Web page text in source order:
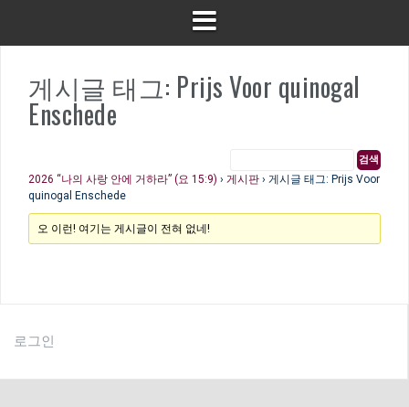
게시글 태그: Prijs Voor quinogal
Enschede
2026 “나의 사랑 안에 거하라” (요 15:9) › 게시판 › 게시글 태그: Prijs Voor
quinogal Enschede
오 이런! 여기는 게시글이 전혀 없네!
로그인